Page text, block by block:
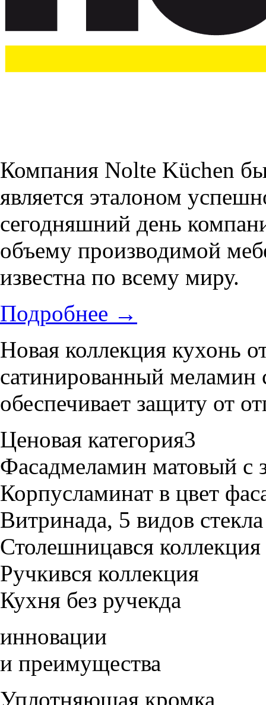
Компания Nolte Küchen
является эталоном
сегодняшний день
объему производимой
известна по всему миру.
Подробнее →
Новая коллекция кухонь
сатинированный
обеспечивает защиту от
Ценовая категория3
Фасадмеламин матовый с
Корпусламинат в цвет
Витринада, 5 видов стекла
Столешницався коллекция
Ручкився коллекция
Кухня без ручекда
инновации
и преимущества
Уплотняющая кромка